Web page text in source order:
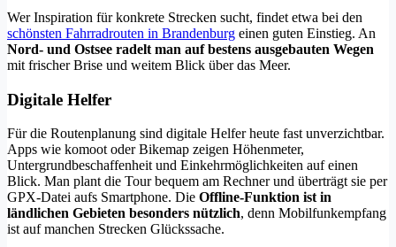
Wer Inspiration für konkrete Strecken sucht, findet etwa bei den
schönsten Fahrradrouten in Brandenburg einen guten Einstieg. An
Nord- und Ostsee radelt man auf bestens ausgebauten Wegen
mit frischer Brise und weitem Blick über das Meer.
Digitale Helfer
Für die Routenplanung sind digitale Helfer heute fast unverzichtbar.
Apps wie komoot oder Bikemap zeigen Höhenmeter,
Untergrundbeschaffenheit und Einkehrmöglichkeiten auf einen
Blick. Man plant die Tour bequem am Rechner und überträgt sie per
GPX-Datei aufs Smartphone. Die Offline-Funktion ist in
ländlichen Gebieten besonders nützlich, denn Mobilfunkempfang
ist auf manchen Strecken Glückssache.